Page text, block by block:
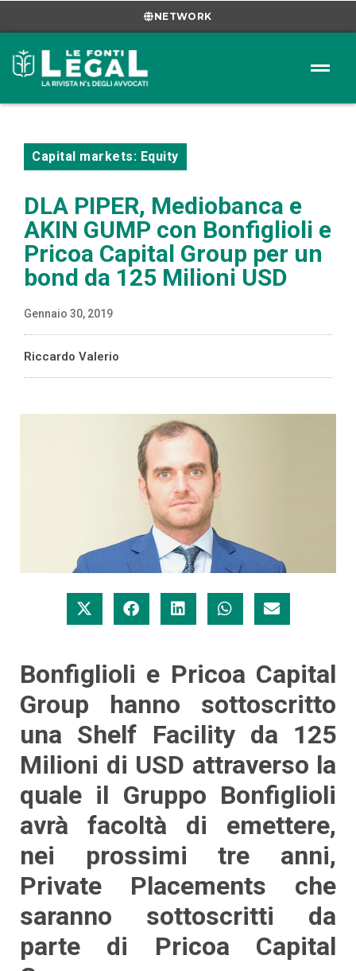
NETWORK
Capital markets: Equity
DLA PIPER, Mediobanca e
AKIN GUMP con Bonfiglioli e
Pricoa Capital Group per un
bond da 125 Milioni USD
Gennaio 30, 2019
Riccardo Valerio
Bonfiglioli e Pricoa Capital
Group hanno sottoscritto
una Shelf Facility da 125
Milioni di USD attraverso la
quale il Gruppo Bonfiglioli
avrà facoltà di emettere,
nei prossimi tre anni,
Private Placements che
saranno sottoscritti da
parte di Pricoa Capital